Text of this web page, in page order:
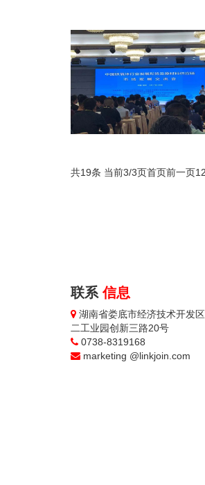
共19条 当前3/3页首页前一页1 2
联系信息
湖南省娄底市经济技术开发
二工业园创新三路20号
0738-8319168
marketing @linkjoin.com